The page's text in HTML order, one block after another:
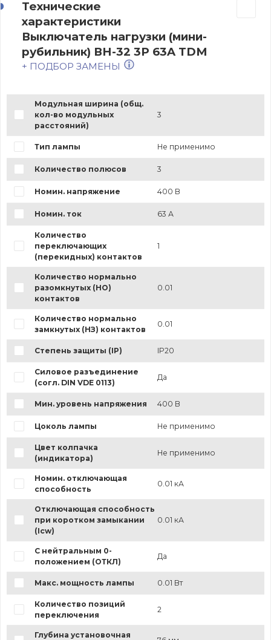
Технические
характеристики
Выключатель нагрузки (мини-
рубильник) ВН-32 3P 63A TDM
+ ПОДБОР ЗАМЕНЫ
Модульная ширина (общ.
кол-во модульных
расстояний)
3
Тип лампы Не применимо
Количество полюсов 3
Номин. напряжение 400 В
Номин. ток 63 А
Количество
переключающих
(перекидных) контактов
1
Количество нормально
разомкнутых (НО)
контактов
0.01
Количество нормально
замкнутых (НЗ) контактов
0.01
Степень защиты (IP) IP20
Силовое разъединение
(согл. DIN VDE 0113)
Да
Мин. уровень напряжения 400 В
Цоколь лампы Не применимо
Цвет колпачка
(индикатора)
Не применимо
Номин. отключающая
способность
0.01 кА
Отключающая способность
при коротком замыкании
(Icw)
0.01 кА
С нейтральным 0-
положением (ОТКЛ)
Да
Макс. мощность лампы 0.01 Вт
Количество позиций
переключения
2
Глубина установочная